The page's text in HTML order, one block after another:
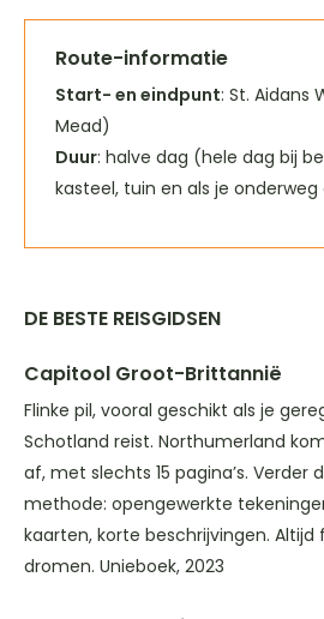
Route-informatie
Start- en eindpunt: St. Aidans
Mead)
Duur: halve dag (hele dag bij
kasteel, tuin en als je
DE BESTE REISGIDSEN
Capitool Groot-Brittannië
Flinke pil, vooral geschikt als je
Schotland reist. Northumerland
af, met slechts 15 pagina’s.
methode: opengewerkte
kaarten, korte beschrijvingen. Altijd
dromen. Unieboek, 2023